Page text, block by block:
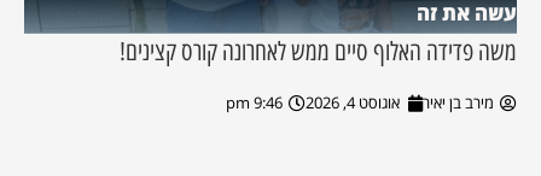
עשה את זה
משה פדידה האלוף סיים ממש לאחרונה קורס קצינים!
מירב בן יאיר אוגוסט 4, 2026 9:46 pm